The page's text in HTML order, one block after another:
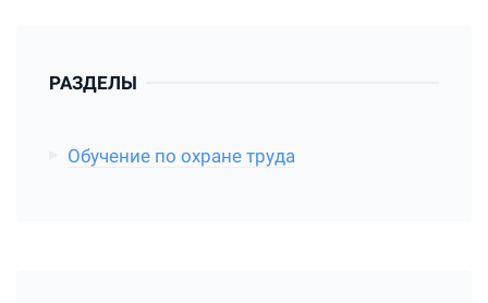
РАЗДЕЛЫ
Обучение по охране труда